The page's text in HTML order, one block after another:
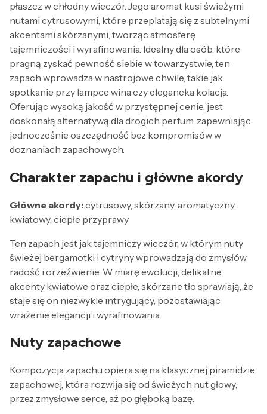
płaszcz w chłodny wieczór. Jego aromat kusi świeżymi
nutami cytrusowymi, które przeplatają się z subtelnymi
akcentami skórzanymi, tworząc atmosferę
tajemniczości i wyrafinowania. Idealny dla osób, które
pragną zyskać pewność siebie w towarzystwie, ten
zapach wprowadza w nastrojowe chwile, takie jak
spotkanie przy lampce wina czy elegancka kolacja.
Oferując wysoką jakość w przystępnej cenie, jest
doskonałą alternatywą dla drogich perfum, zapewniając
jednocześnie oszczędność bez kompromisów w
doznaniach zapachowych.
Charakter zapachu i główne akordy
Główne akordy:cytrusowy, skórzany, aromatyczny,
kwiatowy, ciepłe przyprawy
Ten zapach jest jak tajemniczy wieczór, w którym nuty
świeżej bergamotki i cytryny wprowadzają do zmysłów
radość i orzeźwienie. W miarę ewolucji, delikatne
akcenty kwiatowe oraz ciepłe, skórzane tło sprawiają, że
staje się on niezwykle intrygujący, pozostawiając
wrażenie elegancji i wyrafinowania.
Nuty zapachowe
Kompozycja zapachu opiera się na klasycznej piramidzie
zapachowej, która rozwija się od świeżych nut głowy,
przez zmysłowe serce, aż po głęboką bazę.